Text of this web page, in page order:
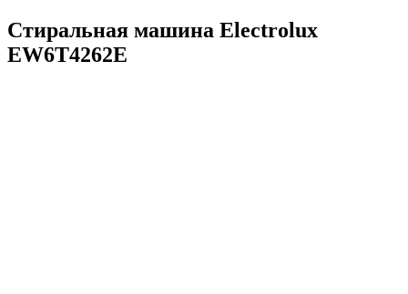
Стиральная машина Electrolux
EW6T4262E